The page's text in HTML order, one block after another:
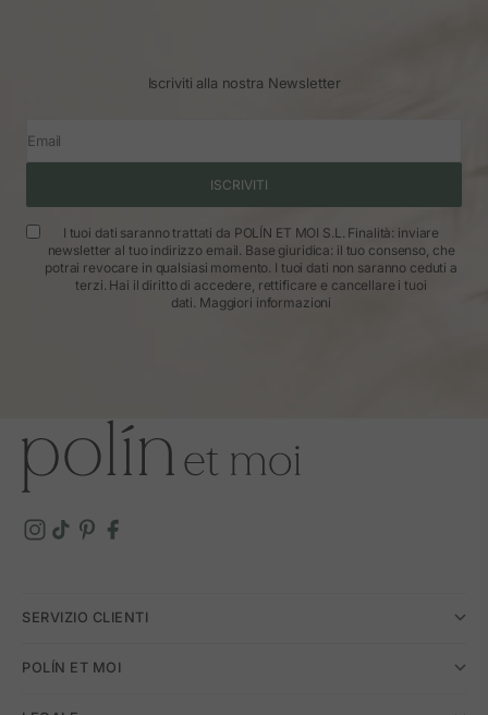
Iscriviti alla nostra Newsletter
Email
ISCRIVITI
I tuoi dati saranno trattati da POLÍN ET MOI S.L. Finalità: inviare
newsletter al tuo indirizzo email. Base giuridica: il tuo consenso, che
potrai revocare in qualsiasi momento. I tuoi dati non saranno ceduti a
terzi. Hai il diritto di accedere, rettificare e cancellare i tuoi
dati. Maggiori informazioni
SERVIZIO CLIENTI
POLÍN ET MOI